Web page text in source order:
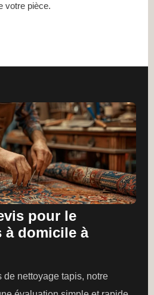
votre pièce.
pour le
à domicile à
de nettoyage tapis, notre